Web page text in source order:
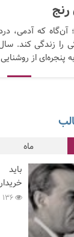
که آدمی،
را زندگی کند.
پنجره‌ای از
ماه